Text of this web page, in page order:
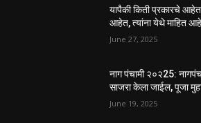
यापैकी किती प्रकारचे आहेत,
आहेत, त्यांना येथे माहित
June 27, 2025
नाग पंचामी २०२25:
साजरा केला जाईल, पूजा
June 19, 2025